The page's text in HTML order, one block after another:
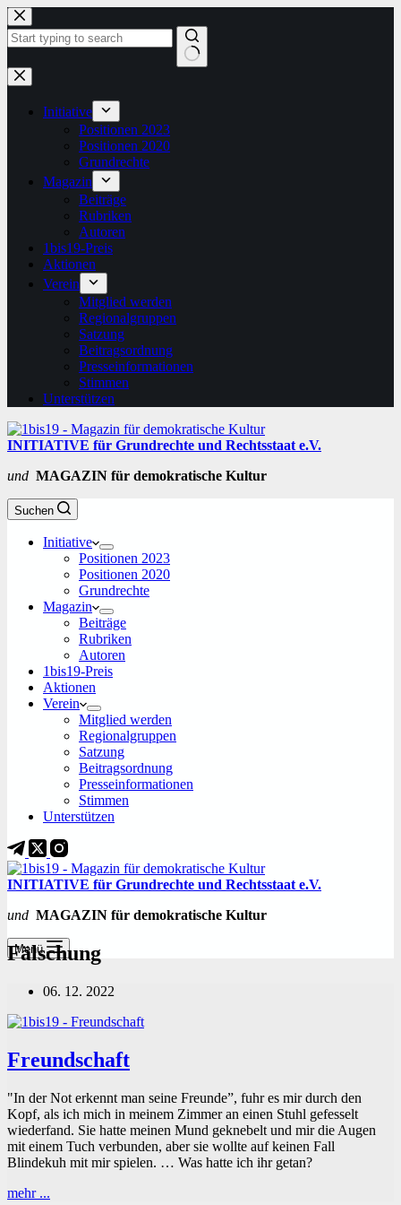
Zum
Inhalt
springen
Keine
Ergebnisse
Initiative
Positionen 2023
Positionen 2020
Grundrechte
Magazin
Beiträge
Rubriken
Autoren
1bis19-Preis
Aktionen
Verein
Mitglied werden
Regionalgruppen
Satzung
Beitragsordnung
Presseinformationen
Stimmen
Unterstützen
INITIATIVE für Grundrechte und Rechtsstaat e.V.
und MAGAZIN für demokratische Kultur
Suchen
Initiative
Positionen 2023
Positionen 2020
Grundrechte
Magazin
Beiträge
Rubriken
Autoren
1bis19-Preis
Aktionen
Verein
Mitglied werden
Regionalgruppen
Satzung
Beitragsordnung
Presseinformationen
Stimmen
Unterstützen
INITIATIVE für Grundrechte und Rechtsstaat e.V.
und MAGAZIN für demokratische Kultur
Menü
Fälschung
06. 12. 2022
Freundschaft
"In der Not erkennt man seine Freunde”, fuhr es mir durch den
Kopf, als ich mich in meinem Zimmer an einen Stuhl gefesselt
wiederfand. Sie hatte meinen Mund geknebelt und mir die Augen
mit einem Tuch verbunden, aber sie wollte auf keinen Fall
Blindekuh mit mir spielen. … Was hatte ich ihr getan?
mehr ...